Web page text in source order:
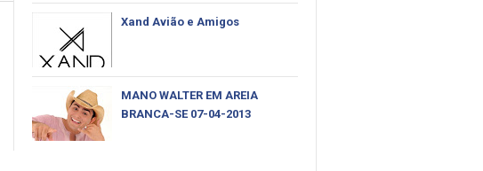
Xand Avião e Amigos
MANO WALTER EM AREIA
BRANCA-SE 07-04-2013